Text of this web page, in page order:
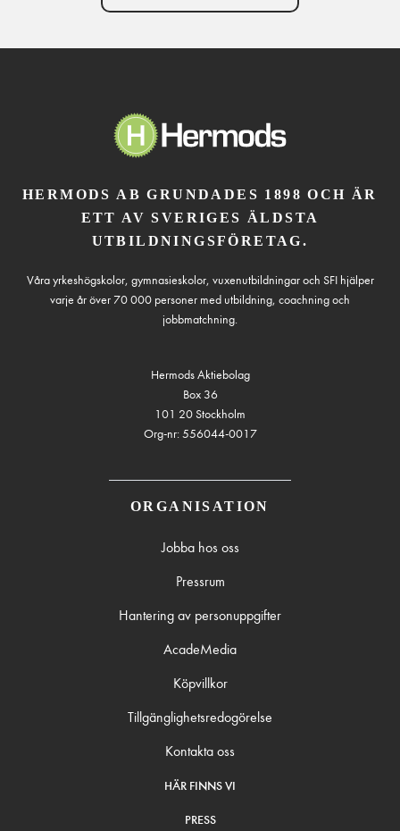
HERMODS AB GRUNDADES 1898 OCH ÄR
ETT AV SVERIGES ÄLDSTA
UTBILDNINGSFÖRETAG.
Våra yrkeshögskolor, gymnasieskolor, vuxenutbildningar och SFI hjälper
varje år över 70 000 personer med utbildning, coachning och
jobbmatchning.
Hermods Aktiebolag
Box 36
101 20 Stockholm
Org-nr: 556044-0017
ORGANISATION
Jobba hos oss
Pressrum
Hantering av personuppgifter
AcadeMedia
Köpvillkor
Tillgänglighetsredogörelse
Kontakta oss
HÄR FINNS VI
PRESS